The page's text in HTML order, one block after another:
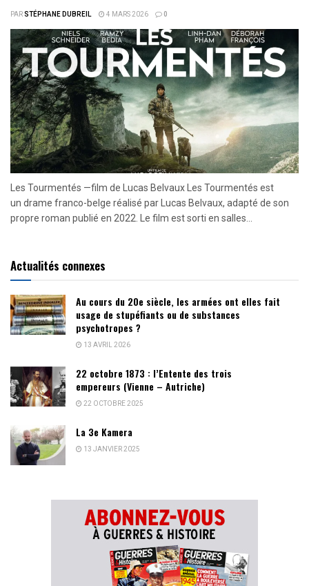
PARSTÉPHANE DUBREIL 4 MARS 2026 0
Les Tourmentés —film de Lucas Belvaux Les Tourmentés est
un drame franco-belge réalisé par Lucas Belvaux, adapté de son
propre roman publié en 2022. Le film est sorti en salles...
Actualités connexes
Au cours du 20e siècle, les armées ont elles fait
usage de stupéfiants ou de substances
psychotropes ?
13 AVRIL 2026
22 octobre 1873 : l’Entente des trois
empereurs (Vienne – Autriche)
22 OCTOBRE 2025
La 3e Kamera
13 JANVIER 2025